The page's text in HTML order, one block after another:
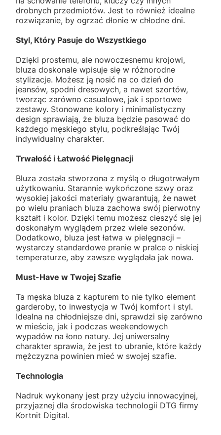
drobnych przedmiotów. Jest to również idealne
rozwiązanie, by ogrzać dłonie w chłodne dni.
Styl, Który Pasuje do Wszystkiego
Dzięki prostemu, ale nowoczesnemu krojowi,
bluza doskonale wpisuje się w różnorodne
stylizacje. Możesz ją nosić na co dzień do
jeansów, spodni dresowych, a nawet szortów,
tworząc zarówno casualowe, jak i sportowe
zestawy. Stonowane kolory i minimalistyczny
design sprawiają, że bluza będzie pasować do
każdego męskiego stylu, podkreślając Twój
indywidualny charakter.
Trwałość i Łatwość Pielęgnacji
Bluza została stworzona z myślą o długotrwałym
użytkowaniu. Starannie wykończone szwy oraz
wysokiej jakości materiały gwarantują, że nawet
po wielu praniach bluza zachowa swój pierwotny
kształt i kolor. Dzięki temu możesz cieszyć się jej
doskonałym wyglądem przez wiele sezonów.
Dodatkowo, bluza jest łatwa w pielęgnacji –
wystarczy standardowe pranie w pralce o niskiej
temperaturze, aby zawsze wyglądała jak nowa.
Must-Have w Twojej Szafie
Ta męska bluza z kapturem to nie tylko element
garderoby, to inwestycja w Twój komfort i styl.
Idealna na chłodniejsze dni, sprawdzi się zarówno
w mieście, jak i podczas weekendowych
wypadów na łono natury. Jej uniwersalny
charakter sprawia, że jest to ubranie, które każdy
mężczyzna powinien mieć w swojej szafie.
Technologia
Nadruk wykonany jest przy użyciu innowacyjnej,
przyjaznej dla środowiska technologii DTG firmy
Kortnit Digital.